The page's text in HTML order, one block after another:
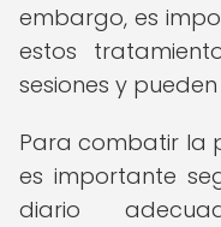
embargo, es
estos
sesiones y
Para combatir la
es importante
diario